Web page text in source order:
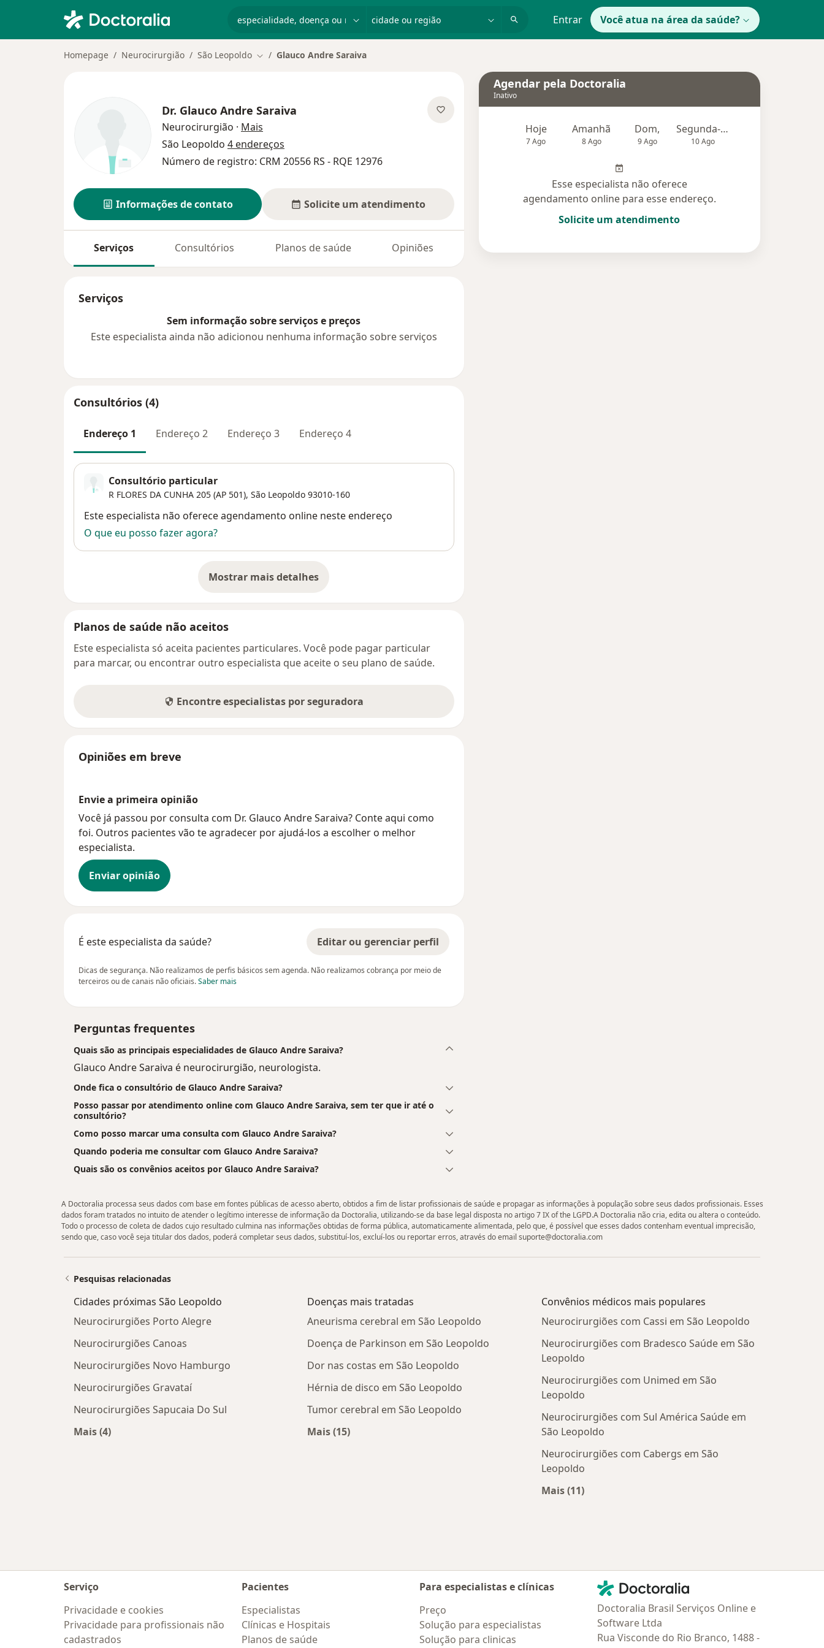
Entrar Você atua na área da saúde?
Homepage Neurocirurgião São Leopoldo Mudar de cidade
Glauco Andre Saraiva
Dr. Glauco Andre Saraiva
Neurocirurgião · Mais
São Leopoldo 4 endereços
Número de registro: CRM 20556 RS - RQE 12976
Informações de contato Solicite um atendimento
Serviços Consultórios Planos de saúde Opiniões
Serviços
Sem informação sobre serviços e preços
Este especialista ainda não adicionou nenhuma informação sobre serviços
Consultórios (4)
Endereço 1 Endereço 2 Endereço 3 Endereço 4
Consultório particular
R FLORES DA CUNHA 205 (AP 501), São Leopoldo 93010-160
Disponibilidade
Este especialista não oferece agendamento online neste endereço
O que eu posso fazer agora?
Mostrar mais detalhes
sobre o endereço
Planos de saúde não aceitos
Este especialista só aceita pacientes particulares. Você pode pagar particular
para marcar, ou encontrar outro especialista que aceite o seu plano de saúde.
Encontre especialistas por seguradora
Opiniões em breve
Envie a primeira opinião
Você já passou por consulta com Dr. Glauco Andre Saraiva? Conte aqui como
foi. Outros pacientes vão te agradecer por ajudá-los a escolher o melhor
especialista.
Enviar opinião
É este especialista da saúde? Editar ou gerenciar perfil
Dicas de segurança. Não realizamos de perfis básicos sem agenda. Não realizamos cobrança por meio de
terceiros ou de canais não oficiais.Saber mais
Perguntas frequentes
Quais são as principais especialidades de Glauco Andre Saraiva?
Glauco Andre Saraiva é neurocirurgião, neurologista.
Onde fica o consultório de Glauco Andre Saraiva?
Posso passar por atendimento online com Glauco Andre Saraiva, sem ter que ir até o
consultório?
Como posso marcar uma consulta com Glauco Andre Saraiva?
Quando poderia me consultar com Glauco Andre Saraiva?
Quais são os convênios aceitos por Glauco Andre Saraiva?
Agendar pela Doctoralia
Inativo
Hoje
7 Ago
Amanhã
8 Ago
Dom,
9 Ago
Segunda-feira
10 Ago
Esse especialista não oferece
agendamento online para esse endereço.
Solicite um atendimento
A Doctoralia processa seus dados com base em fontes públicas de acesso aberto, obtidos a fim de listar profissionais de saúde e propagar as informações à população sobre seus dados profissionais. Esses
dados foram tratados no intuito de atender o legítimo interesse de informação da Doctoralia, utilizando-se da base legal disposta no artigo 7 IX of the LGPD.A Doctoralia não cria, edita ou altera o conteúdo.
Todo o processo de coleta de dados cujo resultado culmina nas informações obtidas de forma pública, automaticamente alimentada, pelo que, é possível que esses dados contenham eventual imprecisão,
sendo que, caso você seja titular dos dados, poderá completar seus dados, substituí-los, excluí-los ou reportar erros, através do email suporte@doctoralia.com
Pesquisas relacionadas
Cidades próximas São Leopoldo
Neurocirurgiões Porto Alegre
Neurocirurgiões Canoas
Neurocirurgiões Novo Hamburgo
Neurocirurgiões Gravataí
Neurocirurgiões Sapucaia Do Sul
Mais (4)
Doenças mais tratadas
Aneurisma cerebral em São Leopoldo
Doença de Parkinson em São Leopoldo
Dor nas costas em São Leopoldo
Hérnia de disco em São Leopoldo
Tumor cerebral em São Leopoldo
Mais (15)
Convênios médicos mais populares
Neurocirurgiões com Cassi em São Leopoldo
Neurocirurgiões com Bradesco Saúde em São
Leopoldo
Neurocirurgiões com Unimed em São
Leopoldo
Neurocirurgiões com Sul América Saúde em
São Leopoldo
Neurocirurgiões com Cabergs em São
Leopoldo
Mais (11)
Serviço
Privacidade e cookies
Privacidade para profissionais não
cadastrados
Pacientes
Especialistas
Clínicas e Hospitais
Planos de saúde
Para especialistas e clínicas
Preço
Solução para especialistas
Solução para clinicas
Contato
Doctoralia - Homepage
Doctoralia Brasil Serviços Online e
Software Ltda
Rua Visconde do Rio Branco, 1488 -